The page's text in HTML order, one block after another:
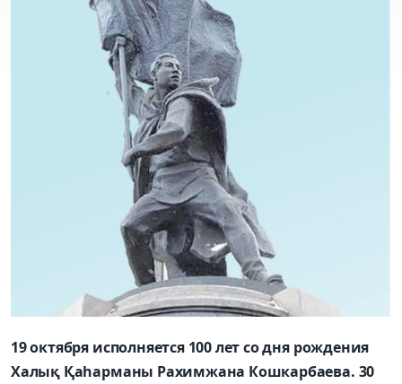
19 октября исполняется 100 лет со дня рождения
Халық Қаһарманы Рахимжана Кошкарбаева. 30